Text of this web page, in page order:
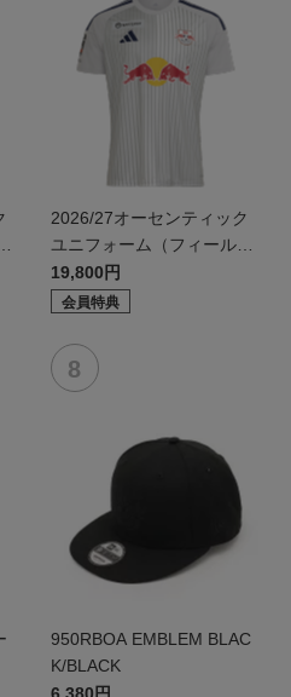
2026/27オーセンティック
ユニフォーム（フィールド
2nd）
19,800円
会員特典
950RBOA EMBLEM BLAC
K/BLACK